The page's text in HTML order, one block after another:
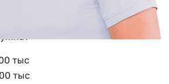
тыс
тыс